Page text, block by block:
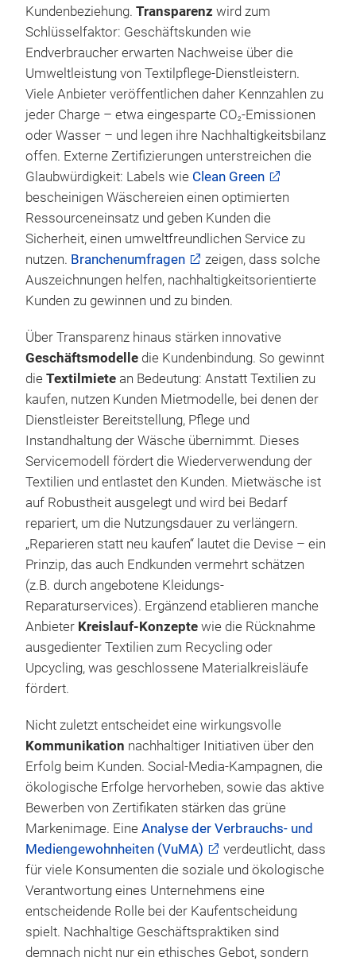
Kundenbeziehung. Transparenz wird zum
Schlüsselfaktor: Geschäftskunden wie
Endverbraucher erwarten Nachweise über die
Umweltleistung von Textilpflege-Dienstleistern.
Viele Anbieter veröffentlichen daher Kennzahlen zu
jeder Charge – etwa eingesparte CO2-Emissionen
oder Wasser – und legen ihre Nachhaltigkeitsbilanz
offen. Externe Zertifizierungen unterstreichen die
Glaubwürdigkeit: Labels wie Clean Green
bescheinigen Wäschereien einen optimierten
Ressourceneinsatz und geben Kunden die
Sicherheit, einen umweltfreundlichen Service zu
nutzen. Branchenumfragen
zeigen, dass solche
Auszeichnungen helfen, nachhaltigkeitsorientierte
Kunden zu gewinnen und zu binden.
Über Transparenz hinaus stärken innovative
Geschäftsmodelle die Kundenbindung. So gewinnt
die Textilmiete an Bedeutung: Anstatt Textilien zu
kaufen, nutzen Kunden Mietmodelle, bei denen der
Dienstleister Bereitstellung, Pflege und
Instandhaltung der Wäsche übernimmt. Dieses
Servicemodell fördert die Wiederverwendung der
Textilien und entlastet den Kunden. Mietwäsche ist
auf Robustheit ausgelegt und wird bei Bedarf
repariert, um die Nutzungsdauer zu verlängern.
„Reparieren statt neu kaufen“ lautet die Devise – ein
Prinzip, das auch Endkunden vermehrt schätzen
(z.B. durch angebotene Kleidungs-
Reparaturservices). Ergänzend etablieren manche
Anbieter Kreislauf-Konzepte wie die Rücknahme
ausgedienter Textilien zum Recycling oder
Upcycling, was geschlossene Materialkreisläufe
fördert.
Nicht zuletzt entscheidet eine wirkungsvolle
Kommunikation nachhaltiger Initiativen über den
Erfolg beim Kunden. Social-Media-Kampagnen, die
ökologische Erfolge hervorheben, sowie das aktive
Bewerben von Zertifikaten stärken das grüne
Markenimage. Eine Analyse der Verbrauchs- und
Mediengewohnheiten (VuMA)
verdeutlicht, dass
für viele Konsumenten die soziale und ökologische
Verantwortung eines Unternehmens eine
entscheidende Rolle bei der Kaufentscheidung
spielt. Nachhaltige Geschäftspraktiken sind
demnach nicht nur ein ethisches Gebot, sondern